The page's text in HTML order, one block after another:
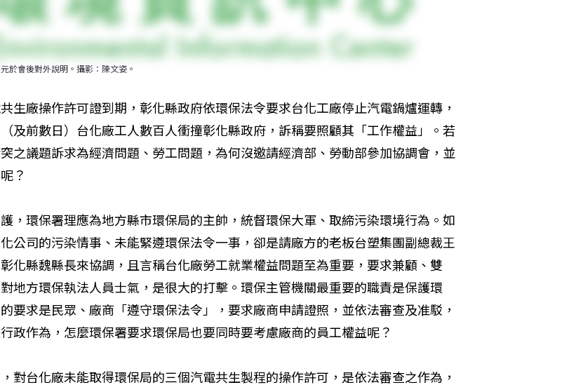
於會後對外說明。攝影：陳文姿。
生廠操作許可證到期，彰化縣政府依環保法令要求台化工廠停止汽電鍋爐運轉，
及前數日）台化廠工人數百人衝撞彰化縣政府，訴稱要照顧其「工作權益」。若
之議題訴求為經濟問題、勞工問題，為何沒邀請經濟部、勞動部參加協調會，並
？
，環保署理應為地方縣市環保局的主帥，統督環保大軍、取締污染環境行為。如
公司的污染情事、未能緊遵環保法令一事，卻是請廠方的老板台塑集團副總裁王
化縣魏縣長來協調，且言稱台化廠勞工就業權益問題至為重要，要求兼顧、雙
地方環保執法人員士氣，是很大的打擊。環保主管機關最重要的職責是保護環
要求是民眾、廠商「遵守環保法令」，要求廠商申請證照，並依法審查及准駁，
政作為，怎麼環保署要求環保局也要同時要考慮廠商的員工權益呢？
對台化廠未能取得環保局的三個汽電共生製程的操作許可，是依法審查之作為，